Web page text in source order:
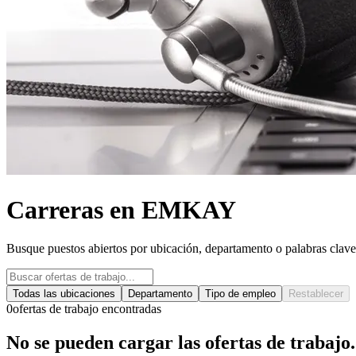
Carreras en EMKAY
Busque puestos abiertos por ubicación, departamento o palabras
Todas las ubicaciones Departamento Tipo de empleo Restablecer
0ofertas de trabajo encontradas
No se pueden cargar las ofertas de trabajo.